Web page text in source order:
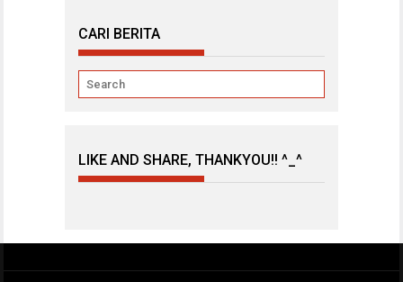
CARI BERITA
LIKE AND SHARE, THANKYOU!! ^_^